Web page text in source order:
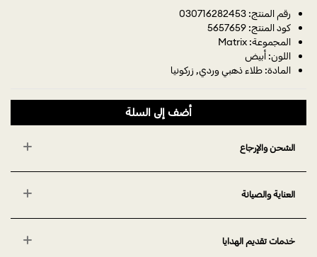
رقم المنتج: 030716282453
كود المنتج: 5657659
المجموعة: Matrix
اللون: أبيض
المادة: طلاء ذهبي وردي, زركونيا
أضف إلى السلة
الشحن والإرجاع
العناية والصيانة
خدمات تقديم الهدايا